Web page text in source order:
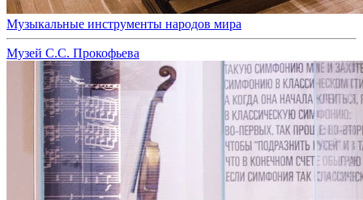
Музыкальные инструменты народов мира
Музей С.С. Прокофьева